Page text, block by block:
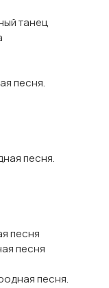
танец
песня.
песня.
песня
песня
песня.